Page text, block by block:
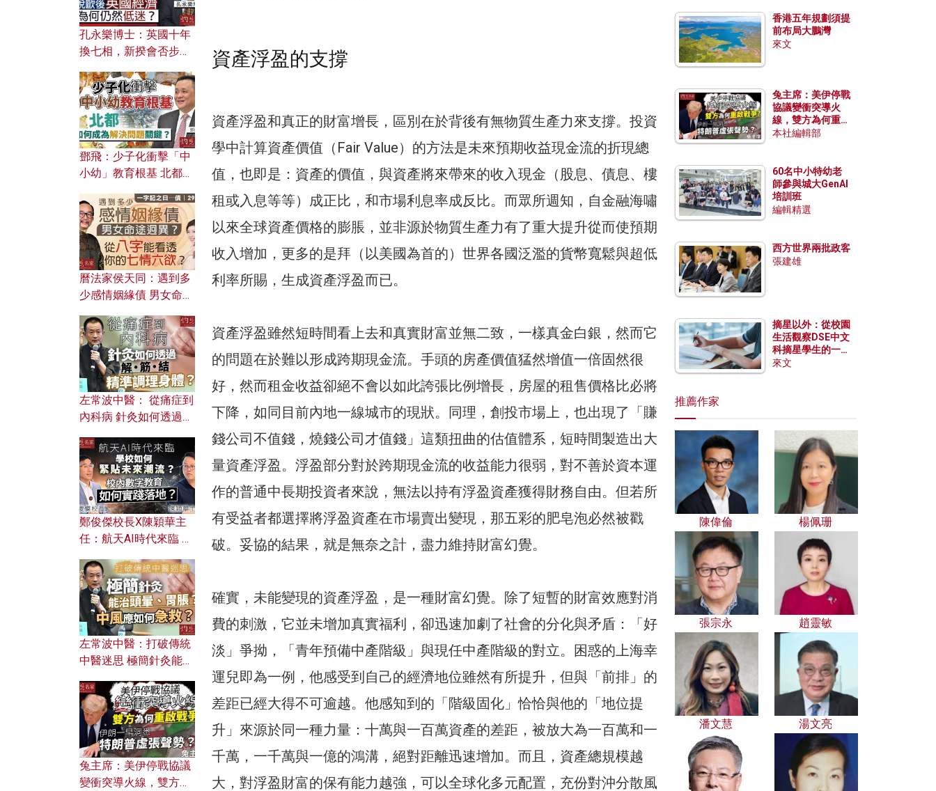
資產浮盈的支撐
資產浮盈和真正的財富增長，區別在於背後有無物質生產力來支撐。投資
學中計算資產價值（Fair Value）的方法是未來預期收益現金流的折現總
值，也即是：資產的價值，與資產將來帶來的收入現金（股息、債息、樓
租或入息等等）成正比，和市場利息率成反比。而眾所週知，自金融海嘯
以來全球資產價格的膨脹，並非源於物質生產力有了重大提升從而使預期
收入增加，更多的是拜（以美國為首的）世界各國泛濫的貨幣寬鬆與超低
利率所賜，生成資產浮盈而已。
資產浮盈雖然短時間看上去和真實財富並無二致，一樣真金白銀，然而它
的問題在於難以形成跨期現金流。手頭的房產價值猛然增值一倍固然很
好，然而租金收益卻絕不會以如此誇張比例增長，房屋的租售價格比必將
下降，如同目前內地一線城市的現狀。同理，創投市場上，也出現了「賺
錢公司不值錢，燒錢公司才值錢」這類扭曲的估值體系，短時間製造出大
量資產浮盈。浮盈部分對於跨期現金流的收益能力很弱，對不善於資本運
作的普通中長期投資者來說，無法以持有浮盈資產獲得財務自由。但若所
有受益者都選擇將浮盈資產在市場賣出變現，那五彩的肥皂泡必然被戳
破。妥協的結果，就是無奈之計，盡力維持財富幻覺。
確實，未能變現的資產浮盈，是一種財富幻覺。除了短暫的財富效應對消
費的刺激，它並未增加真實福利，卻迅速加劇了社會的分化與矛盾：「好
淡」爭拗，「青年預備中產階級」與現任中產階級的對立。困惑的上海幸
運兒即為一例，他感受到自己的經濟地位雖然有所提升，但與「前排」的
差距已經大得不可逾越。他感知到的「階級固化」恰恰與他的「地位提
升」來源於同一種力量：十萬與一百萬資產的差距，被放大為一百萬和一
千萬，一千萬與一億的鴻溝，絕對距離迅速增加。而且，資產總規模越
大，對浮盈財富的保有能力越強，可以全球化多元配置，充份對沖分散風
孔永樂博士：英國十年
換七相，新揆會否步前
濟為何仍然低迷？
鄧飛：少子化衝擊「中
小幼」教育根基 北都如
曆法家侯天同：遇到多
少感情姻緣債 男女命途
的七情六欲？
左常波中醫： 從痛症到
內科病 針灸如何透過解
鄭俊傑校長X陳穎華主
任：航天AI時代來臨 學
校內數字教育如何實踐
落地？
左常波中醫：打破傳統
中醫迷思 極簡針灸能治
何急救？
兔主席：美伊停戰協議
變衝突導火線，雙方為
香港五年規劃須提
前布局大鵬灣
來文
兔主席：美伊停戰
協議變衝突導火
線，雙方為何重啟
戰爭？伊朗一早洞
本社編輯部
60名中小特幼老
師參與城大GenAI
培訓班
編輯精選
西方世界兩批政客
張建雄
摘星以外：從校園
生活觀察DSE中文
科摘星學生的一點
特質
來文
推薦作家
陳偉倫 楊佩珊
張宗永 趙靈敏
潘文慧 湯文亮